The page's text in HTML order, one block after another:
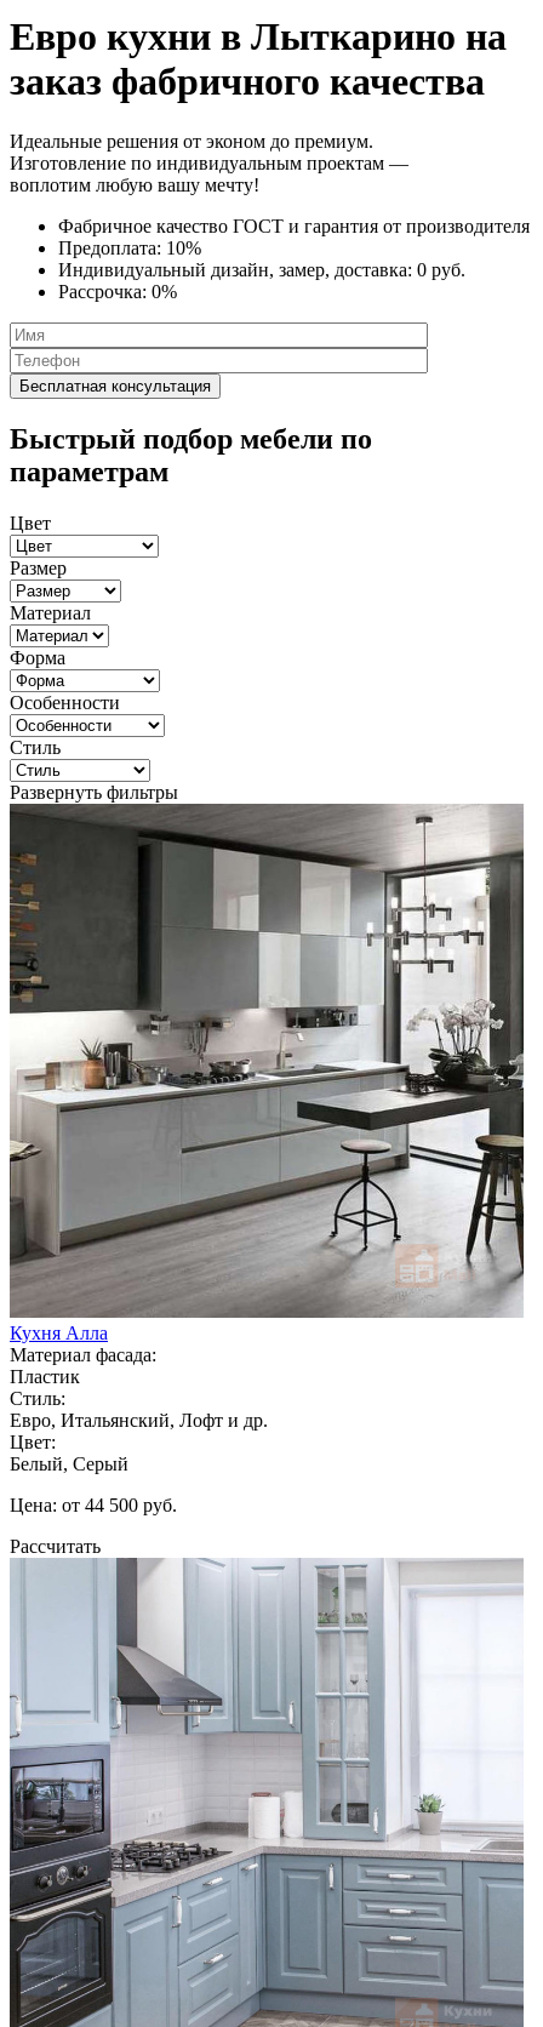
Евро кухни в Лыткарино на
заказ фабричного качества
Идеальные решения от эконом до премиум.
Изготовление по индивидуальным проектам —
воплотим любую вашу мечту!
Фабричное качество ГОСТ и гарантия от производителя
Предоплата: 10%
Индивидуальный дизайн, замер, доставка: 0 руб.
Рассрочка: 0%
Быстрый подбор мебели по
параметрам
Цвет
Размер
Материал
Форма
Особенности
Стиль
Развернуть фильтры
Кухня Алла
Материал фасада:
Пластик
Стиль:
Евро, Итальянский, Лофт и др.
Цвет:
Белый, Серый
Цена: от 44 500 руб.
Рассчитать